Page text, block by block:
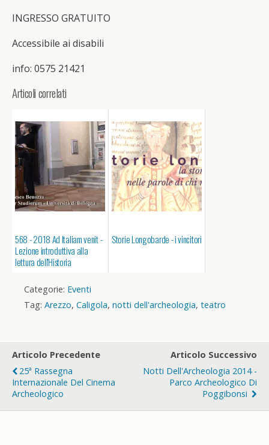
INGRESSO GRATUITO
Accessibile ai disabili
info: 0575 21421
Articoli correlati
568 - 2018 Ad Italiam venit -
Lezione introduttiva alla
lettura dell'Historia
Storie Longobarde - i vincitori
Categorie: Eventi
Tag: Arezzo, Caligola, notti dell'archeologia, teatro
Articolo Precedente
25ª Rassegna
Internazionale Del Cinema
Archeologico
Articolo Successivo
Notti Dell'Archeologia 2014 -
Parco Archeologico Di
Poggibonsi